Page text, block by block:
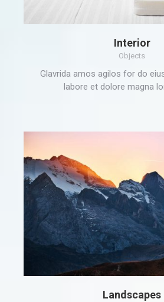
Interior
Objects
Glavrida amos agilos for do
labore et dolore magna
Landscapes